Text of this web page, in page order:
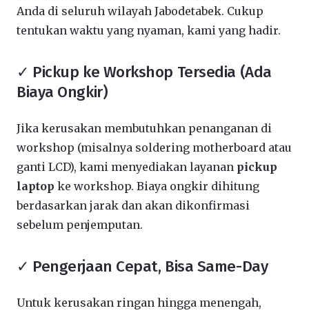
Anda di seluruh wilayah Jabodetabek. Cukup
tentukan waktu yang nyaman, kami yang hadir.
✓ Pickup ke Workshop Tersedia (Ada
Biaya Ongkir)
Jika kerusakan membutuhkan penanganan di
workshop (misalnya soldering motherboard atau
ganti LCD), kami menyediakan layanan pickup
laptop ke workshop. Biaya ongkir dihitung
berdasarkan jarak dan akan dikonfirmasi
sebelum penjemputan.
✓ Pengerjaan Cepat, Bisa Same-Day
Untuk kerusakan ringan hingga menengah,